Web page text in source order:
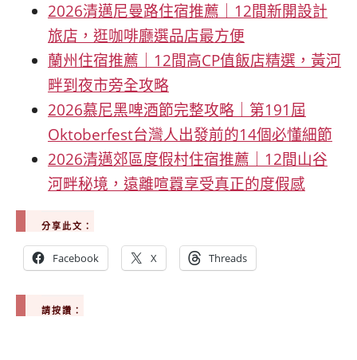
2026清邁尼曼路住宿推薦｜12間新開設計
旅店，逛咖啡廳選品店最方便
蘭州住宿推薦｜12間高CP值飯店精選，黃河
畔到夜市旁全攻略
2026慕尼黑啤酒節完整攻略｜第191屆
Oktoberfest台灣人出發前的14個必懂細節
2026清邁郊區度假村住宿推薦｜12間山谷
河畔秘境，遠離喧囂享受真正的度假感
分享此文：
Facebook X Threads
請按讚：